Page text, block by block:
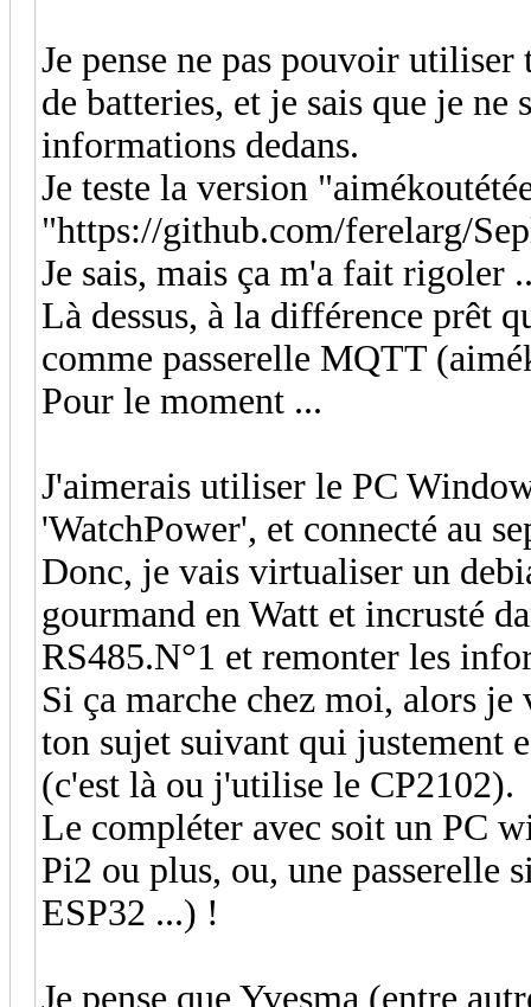
Je pense ne pas pouvoir
de batteries, et je sais que je ne
informations dedans.
Je teste la version
"https://github.com/ferelarg/
Je sais, mais ça m'a fait rigoler
Là dessus, à la différence prêt
comme passerelle MQTT
Pour le moment ...
J'aimerais utiliser le PC
'WatchPower', et connecté au
Donc, je vais virtualiser un
gourmand en Watt et incrusté
RS485.N°1 et remonter les
Si ça marche chez moi, alors je
ton sujet suivant qui justement
(c'est là ou j'utilise le CP2102).
Le compléter avec soit un PC
Pi2 ou plus, ou, une
ESP32 ...) !
Je pense que Yvesma (entre